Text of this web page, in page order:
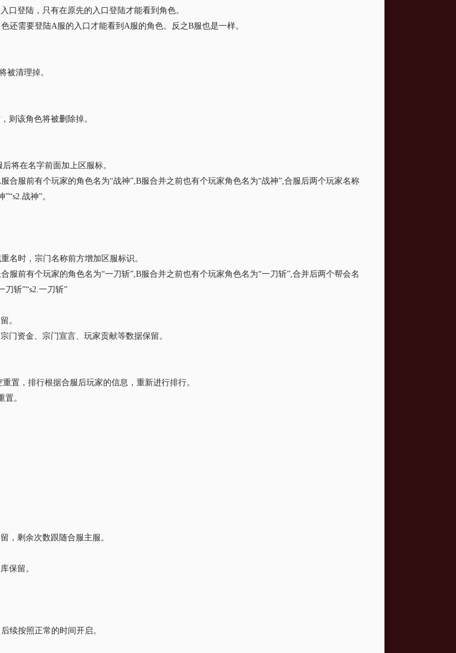
口登陆，只有在原先的入口登陆才能看到角色。
还需要登陆A服的入口才能看到A服的角色。反之B服也是一样。
被清理掉。
则该角色将被删除掉。
将在名字前面加上区服标。
合服前有个玩家的角色名为“战神”,B服合并之前也有个玩家角色名为“战神”,合服后两个玩家名称
战神”。
名时，宗门名称前方增加区服标识。
服前有个玩家的角色名为“一刀斩”,B服合并之前也有个玩家角色名为“一刀斩”,合并后两个帮会名
刀斩”“s2.一刀斩”
。
门资金、宗门宣言、玩家贡献等数据保留。
置，排行根据合服后玩家的信息，重新进行排行。
。
，剩余次数跟随合服主服。
保留。
续按照正常的时间开启。